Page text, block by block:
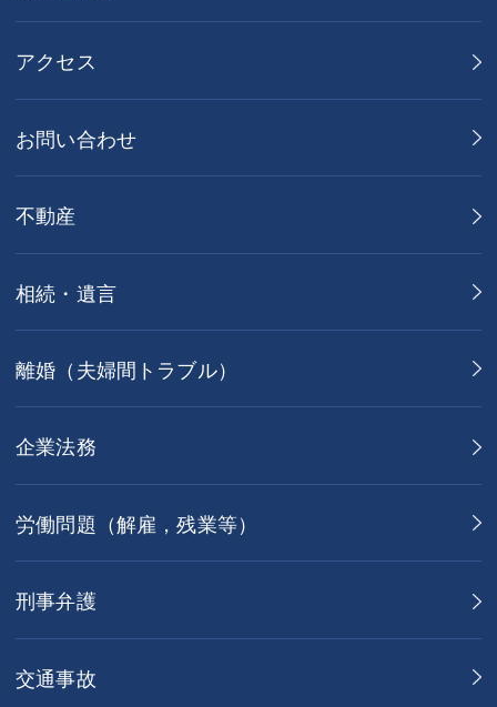
アクセス
お問い合わせ
不動産
相続・遺言
離婚（夫婦間トラブル）
企業法務
労働問題（解雇，残業等）
刑事弁護
交通事故